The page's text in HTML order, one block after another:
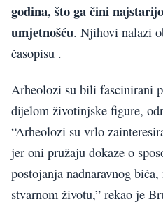
godina, što ga čini
umjetnošću. Njihovi nalazi
časopisu .
Arheolozi su bili fascinirani
dijelom životinjske figure,
“Arheolozi su vrlo
jer oni pružaju dokaze o
postojanja nadnaravnog
stvarnom životu,” rekao je